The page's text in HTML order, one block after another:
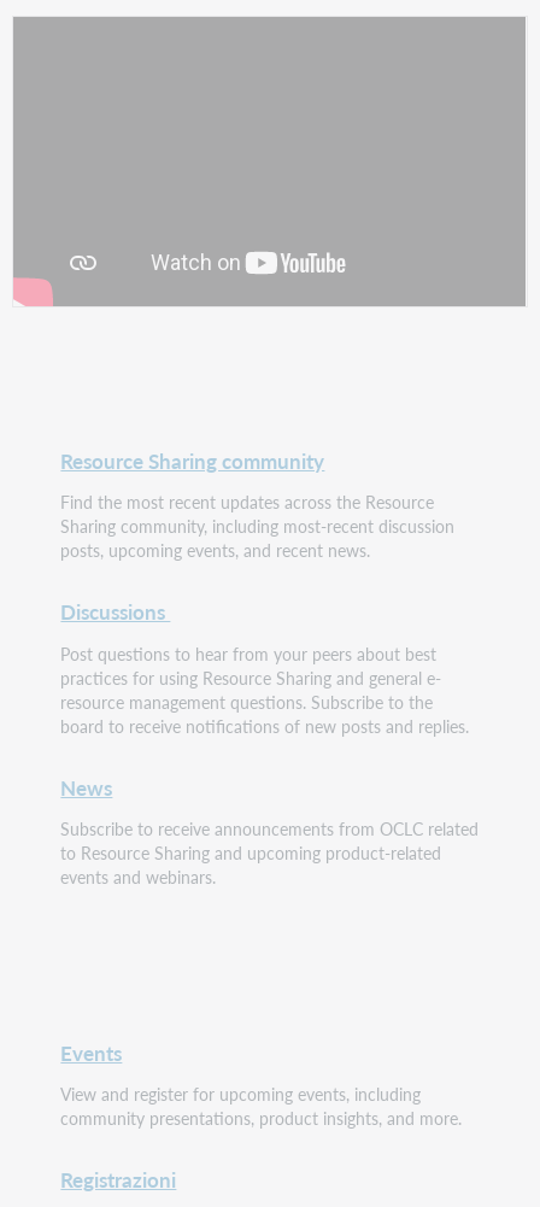
Resource Sharing community
Find the most recent updates across the Resource
Sharing community, including most-recent discussion
posts, upcoming events, and recent news.
Discussions
Post questions to hear from your peers about best
practices for using Resource Sharing and general e-
resource management questions. Subscribe to the
board to receive notifications of new posts and replies.
News
Subscribe to receive announcements from OCLC related
to Resource Sharing and upcoming product-related
events and webinars.
Events
View and register for upcoming events, including
community presentations, product insights, and more.
Registrazioni